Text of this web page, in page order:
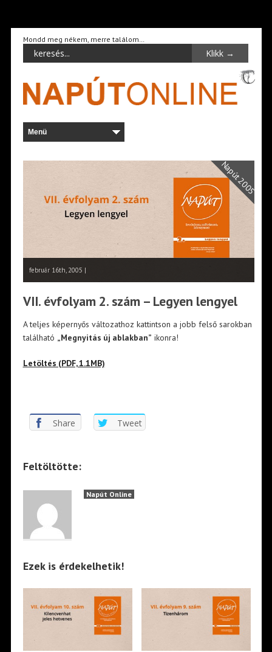
Mondd meg nékem, merre találom…
Napút 2005
február 16th, 2005 |
VII. évfolyam 2. szám – Legyen lengyel
A teljes képernyős változathoz kattintson a jobb felső sarokban
található „Megnyitás új ablakban” ikonra!
Letöltés (PDF, 1.1MB)
Share Tweet
Feltöltötte:
Napút Online
Ezek is érdekelhetik!